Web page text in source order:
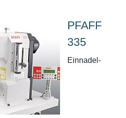
PFAFF
335
Einnadel-